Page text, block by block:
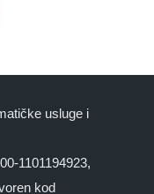
usluge i
1101194923,
kod